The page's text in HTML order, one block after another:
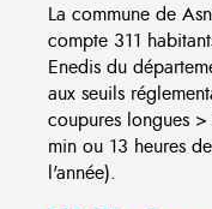
La commune de
compte 311
Enedis du
aux seuils
coupures longues
min ou 13 heures
l'année).